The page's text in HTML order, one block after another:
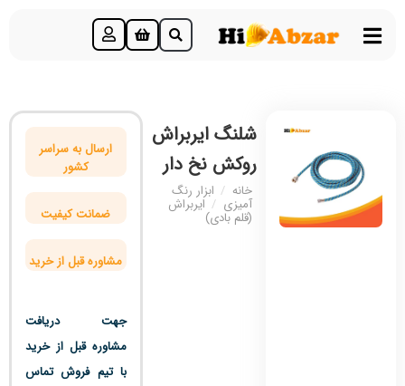
شلنگ ایربراش
روکش نخ دار
خانه / ابزار رنگ
آمیزی / ایربراش
(قلم بادی)
ارسال به سراسر
کشور
ضمانت کیفیت
مشاوره قبل از خرید
جهت دریافت
مشاوره قبل از خرید
با تیم فروش تماس